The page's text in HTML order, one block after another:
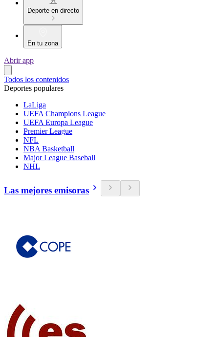
Deporte en directo
En tu zona
Abrir app
Todos los contenidos
Deportes populares
LaLiga
UEFA Champions League
UEFA Europa League
Premier League
NFL
NBA Basketball
Major League Baseball
NHL
Las mejores emisoras